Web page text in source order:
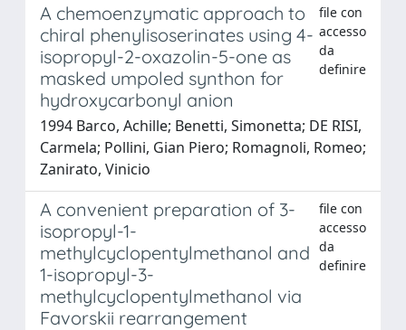
A chemoenzymatic approach to
chiral phenylisoserinates using 4-
isopropyl-2-oxazolin-5-one as
masked umpoled synthon for
hydroxycarbonyl anion
file con
accesso
da
definire
1994 Barco, Achille; Benetti, Simonetta; DE RISI,
Carmela; Pollini, Gian Piero; Romagnoli, Romeo;
Zanirato, Vinicio
A convenient preparation of 3-
isopropyl-1-
methylcyclopentylmethanol and
1-isopropyl-3-
methylcyclopentylmethanol via
Favorskii rearrangement
file con
accesso
da
definire